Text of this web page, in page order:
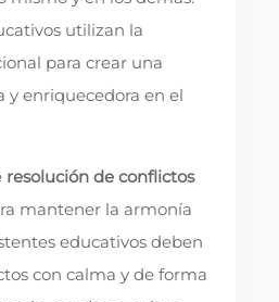
utilizan la
para crear una
y enriquecedora en el
resolución de conflictos
mantener la armonía
educativos deben
con calma y de forma